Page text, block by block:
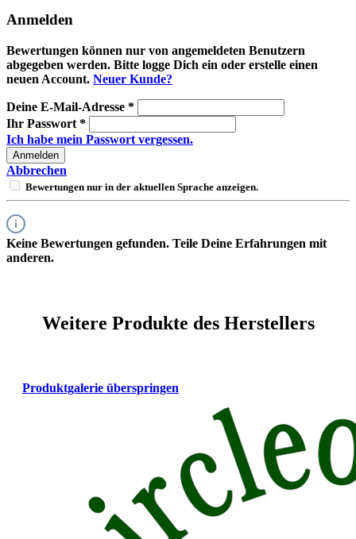
Anmelden
Bewertungen können nur von angemeldeten Benutzern
abgegeben werden. Bitte logge Dich ein oder erstelle einen
neuen Account. Neuer Kunde?
Deine E-Mail-Adresse *
Ihr Passwort *
Ich habe mein Passwort vergessen.
Anmelden
Abbrechen
Bewertungen nur in der aktuellen Sprache anzeigen.
Keine Bewertungen gefunden. Teile Deine Erfahrungen mit
anderen.
Weitere Produkte des Herstellers
Produktgalerie überspringen